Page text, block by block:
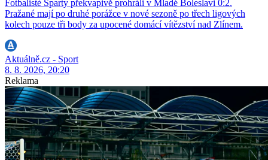
Fotbalisté Sparty překvapivě prohráli v Mladé Boleslavi 0:2.
Pražané mají po druhé porážce v nové sezoně po třech ligových
kolech pouze tři body za upocené domácí vítězství nad Zlínem.
Aktuálně.cz - Sport
8. 8. 2026, 20:20
Reklama